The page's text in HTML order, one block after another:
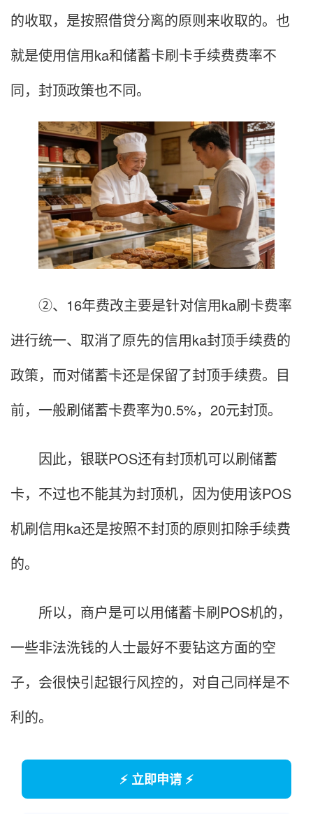
的收取，是按照借贷分离的原则来收取的。也
就是使用信用ka和储蓄卡刷卡手续费费率不
同，封顶政策也不同。
②、16年费改主要是针对信用ka刷卡费率
进行统一、取消了原先的信用ka封顶手续费的
政策，而对储蓄卡还是保留了封顶手续费。目
前，一般刷储蓄卡费率为0.5%，20元封顶。
因此，银联POS还有封顶机可以刷储蓄
卡，不过也不能其为封顶机，因为使用该POS
机刷信用ka还是按照不封顶的原则扣除手续费
的。
所以，商户是可以用储蓄卡刷POS机的，
一些非法洗钱的人士最好不要钻这方面的空
子，会很快引起银行风控的，对自己同样是不
利的。
⚡ 立即申请 ⚡